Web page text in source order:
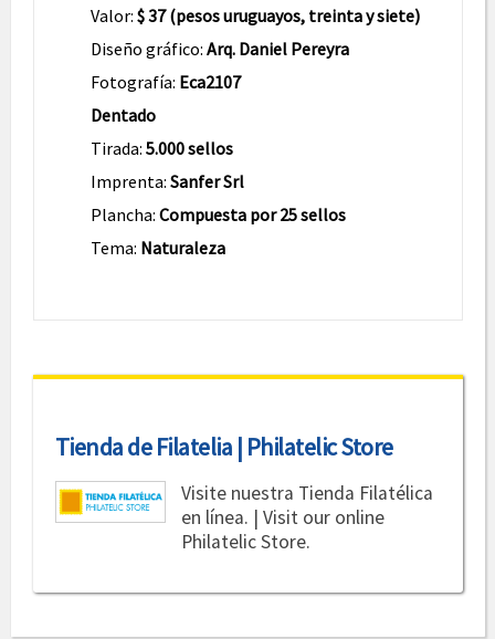
Valor: $ 37 (pesos uruguayos, treinta y siete)
Diseño gráfico: Arq. Daniel Pereyra
Fotografía: Eca2107
Dentado
Tirada: 5.000 sellos
Imprenta: Sanfer Srl
Plancha: Compuesta por 25 sellos
Tema: Naturaleza
Tienda de Filatelia | Philatelic Store
Visite nuestra Tienda Filatélica
en línea. | Visit our online
Philatelic Store.